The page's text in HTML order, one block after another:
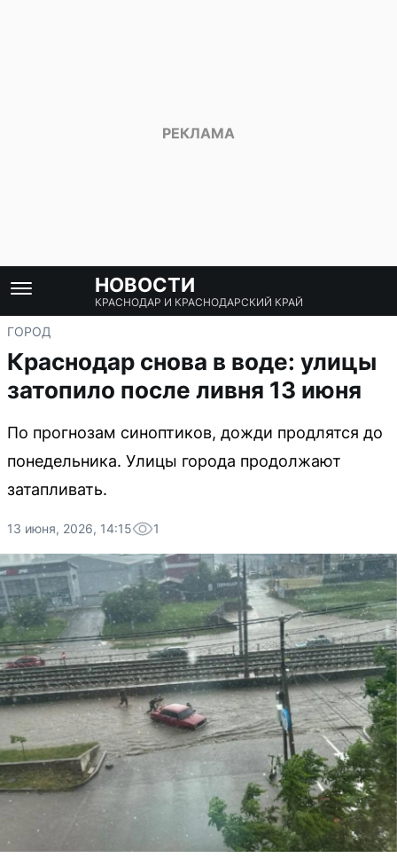
НОВОСТИ
КРАСНОДАР И КРАСНОДАРСКИЙ КРАЙ
ГОРОД
Краснодар снова в воде: улицы
затопило после ливня 13 июня
По прогнозам синоптиков, дожди продлятся до
понедельника. Улицы города продолжают
затапливать.
13 июня, 2026, 14:15 1